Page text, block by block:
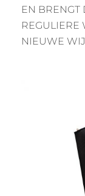
EN BRENGT
REGULIERE
NIEUWE